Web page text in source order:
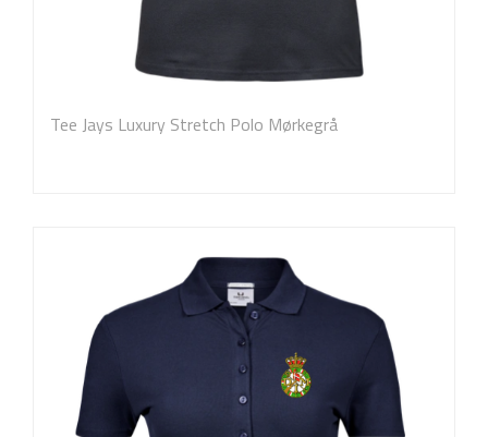
Tee Jays Luxury Stretch Polo Mørkegrå